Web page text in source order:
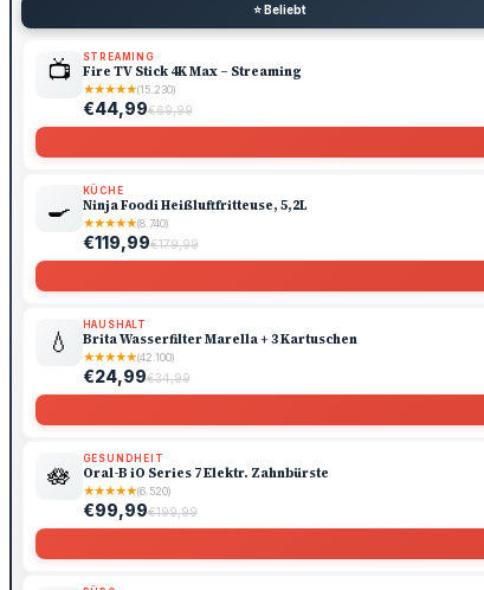
⭐ Beliebt
📺 STREAMING
Fire TV Stick 4K Max – Streaming
★★★★★(15.230)
€44,99€69,99
🍳
KÜCHE
Ninja Foodi Heißluftfritteuse, 5,2L
★★★★★(8.740)
€119,99€179,99
💧
HAUSHALT
Brita Wasserfilter Marella + 3 Kartuschen
★★★★★(42.100)
€24,99€34,99
🪷
GESUNDHEIT
Oral-B iO Series 7 Elektr. Zahnbürste
★★★★★(6.520)
€99,99€199,99